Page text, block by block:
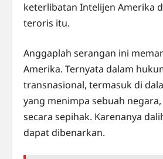
keterlibatan Intelijen Amerika
teroris itu.
Anggaplah serangan ini
Amerika. Ternyata dalam
transnasional, termasuk di
yang menimpa sebuah
secara sepihak. Karenanya
dapat dibenarkan.